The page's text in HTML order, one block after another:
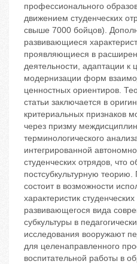
профессионального
движением студенческих
свыше 7000 бойцов).
развивающиеся
проявляющиеся в
деятельности, адаптации к
модернизации форм
ценностных ориентиров.
статьи заключается в
критериальных признаков
через призму
терминологического
интегрированной
студенческих отрядов, что
постсубкультурную теорию.
состоит в возможности
характеристик
развивающегося вида
субкультуры в
исследования вооружают
для целенаправленного
воспитательной работы в